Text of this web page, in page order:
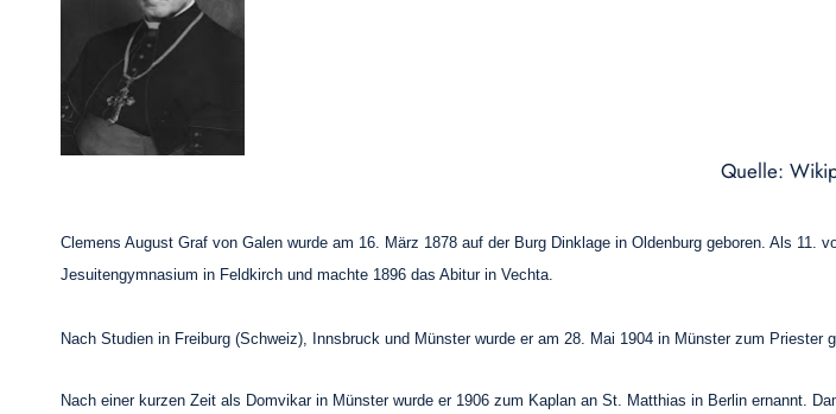
Quelle:
Clemens August Graf von Galen wurde am 16. März 1878 auf der Burg Dinklage in Oldenburg geboren. Als 11.
Jesuitengymnasium in Feldkirch und machte 1896 das Abitur in Vechta.
Nach Studien in Freiburg (Schweiz), Innsbruck und Münster wurde er am 28. Mai 1904 in Münster zum Priester
Nach einer kurzen Zeit als Domvikar in Münster wurde er 1906 zum Kaplan an St. Matthias in Berlin ernannt.